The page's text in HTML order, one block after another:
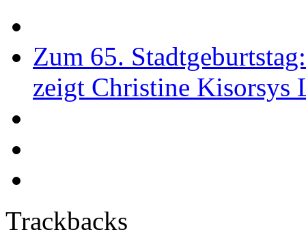
Zum 65.
zeigt Christine Kisorsys
Trackbacks